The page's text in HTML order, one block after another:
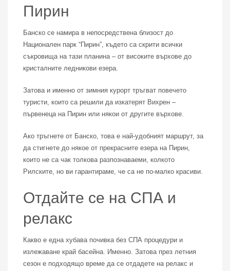
Пирин
Банско се намира в непосредствена близост до
Национален парк “Пирин”, където са скрити всички
съкровища на тази планина – от високите върхове до
кристалните ледникови езера.
Затова и именно от зимния курорт тръгват повечето
туристи, които са решили да изкатерят Вихрен –
първенеца на Пирин или някои от другите върхове.
Ако тръгнете от Банско, това е най-удобният маршрут, за
да стигнете до някое от прекрасните езера на Пирин,
които не са чак толкова разпознаваеми, колкото
Рилските, но ви гарантираме, че са не по-малко красиви.
Отдайте се на СПА и
релакс
Какво е една хубава почивка без СПА процедури и
излежаване край басейна. Именно. Затова през летния
сезон е подходящо време да се отдадете на релакс и